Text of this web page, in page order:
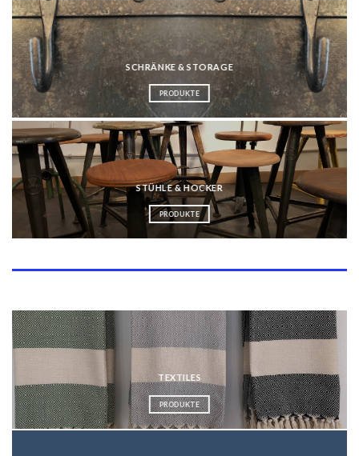
SCHRÄNKE & STORAGE
PRODUKTE
STÜHLE & HOCKER
PRODUKTE
TEXTILES
PRODUKTE